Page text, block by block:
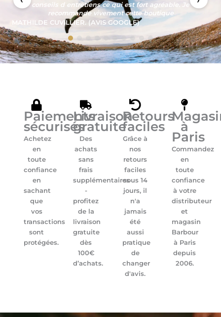
conseils d entretiens ce qui est fort agréable. Je
recommande vivement cette boutique
MATHILDE CUVILLIER. (AVIS GOOGLE)
Paiements
sécurisés
Achetez
en
toute
confiance
en
sachant
que
vos
transactions
sont
protégées.
Livraison
gratuite
Des
achats
sans
frais
supplémentaires
-
profitez
de la
livraison
gratuite
dès
100€
d’achats.
Retours
faciles
Grâce à
nos
retours
faciles
sous 14
jours, il
n'a
jamais
été
aussi
pratique
de
changer
d'avis.
à
Paris
Commandez
en
toute
confiance
à votre
distributeur
et
magasin
Barbour
à Paris
depuis
2006.